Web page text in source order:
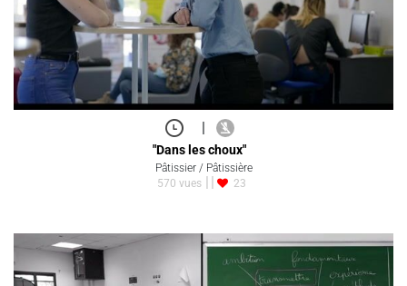
|
"Dans les choux"
Pâtissier / Pâtissière
570 vues
23